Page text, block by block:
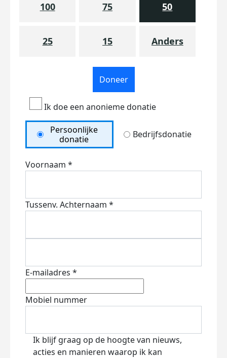
100 75 50
25 15 Anders
Doneer
Ik doe een anonieme donatie
Persoonlijke
donatie
Bedrijfsdonatie
Voornaam *
Tussenv. Achternaam *
E-mailadres *
Mobiel nummer
Ik blijf graag op de hoogte van nieuws,
acties en manieren waarop ik kan